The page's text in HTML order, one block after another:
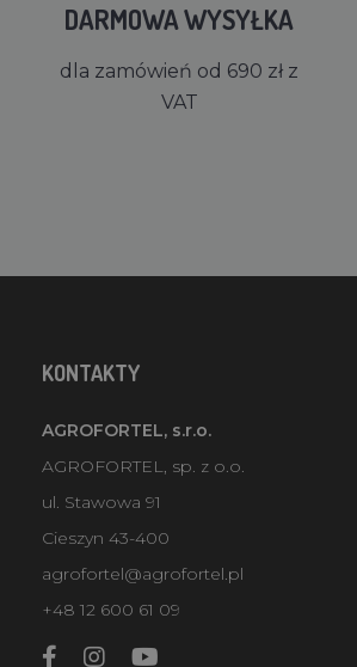
DARMOWA WYSYŁKA
dla zamówień od 690 zł z
VAT
KONTAKTY
AGROFORTEL, s.r.o.
AGROFORTEL, sp. z o.o.
ul. Stawowa 91
Cieszyn 43-400
agrofortel@agrofortel.pl
+48 12 600 61 09